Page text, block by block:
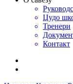
Џудо
Тренери
Контакт